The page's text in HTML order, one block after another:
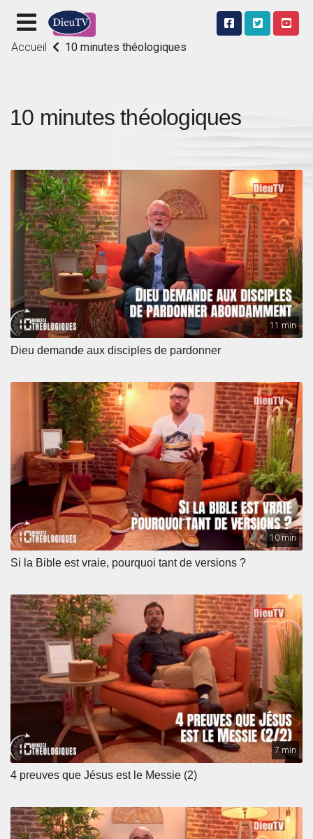
Accueil 10 minutes théologiques
10 minutes théologiques
11 min
Dieu demande aux disciples de pardonner
10 min
Si la Bible est vraie, pourquoi tant de versions ?
7 min
4 preuves que Jésus est le Messie (2)